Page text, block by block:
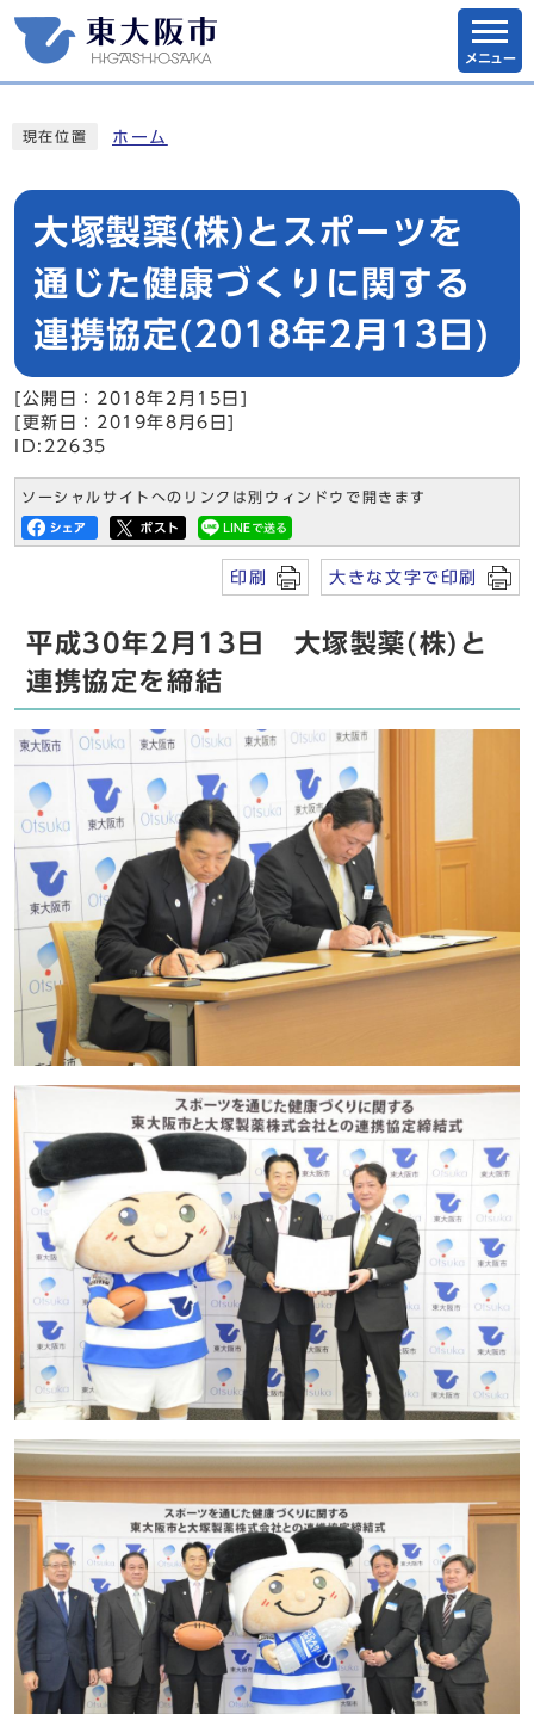
メニュー
現在位置 ホーム
大塚製薬(株)とスポーツを
通じた健康づくりに関する
連携協定(2018年2月13日)
[公開日：2018年2月15日]
[更新日：2019年8月6日]
ID:22635
ソーシャルサイトへのリンクは別ウィンドウで開きます
印刷 大きな文字で印刷
平成30年2月13日 大塚製薬(株)と
連携協定を締結